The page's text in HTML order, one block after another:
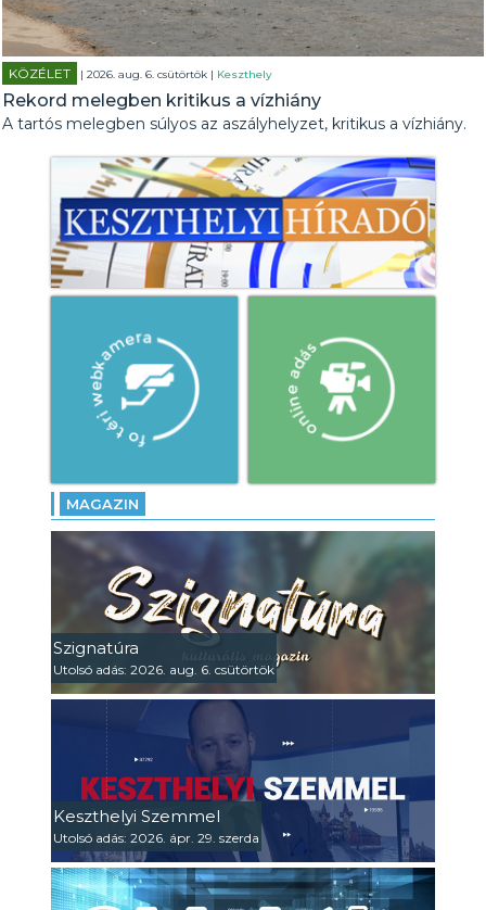
KÖZÉLET | 2026. aug. 6. csütörtök | Keszthely
Rekord melegben kritikus a vízhiány
A tartós melegben súlyos az aszályhelyzet, kritikus a vízhiány.
MAGAZIN
Szignatúra
Utolsó adás: 2026. aug. 6. csütörtök
Keszthelyi Szemmel
Utolsó adás: 2026. ápr. 29. szerda